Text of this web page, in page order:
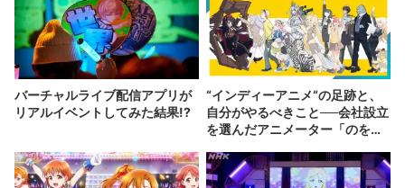
バーチャルライブ配信アプリが
リアルイベントしてみた結果!?
“インディーアニメ“の足跡と、
自分がやるべきこと──会社設立
を選んだアニメーター「のを